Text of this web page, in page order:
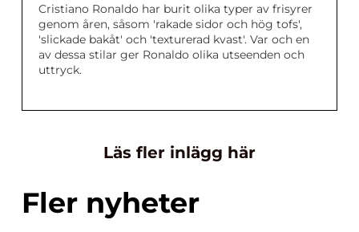
Cristiano Ronaldo har burit olika typer av frisyrer
genom åren, såsom 'rakade sidor och hög tofs',
'slickade bakåt' och 'texturerad kvast'. Var och en
av dessa stilar ger Ronaldo olika utseenden och
uttryck.
Läs fler inlägg här
Fler nyheter